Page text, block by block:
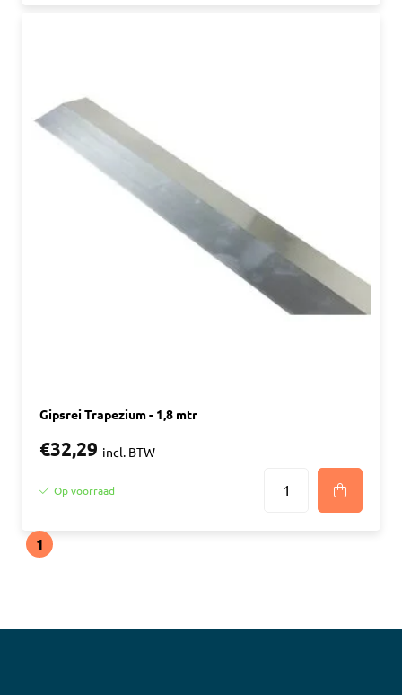
Gipsrei Trapezium - 1,8 mtr
€32,29 incl. BTW
Op voorraad
1